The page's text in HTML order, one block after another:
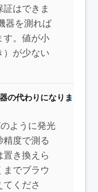
はできま
器を測れば
す。値が小
）が少ない
の代わりになりま
ように発光
度で測る
き換えら
でブラウ
くださ